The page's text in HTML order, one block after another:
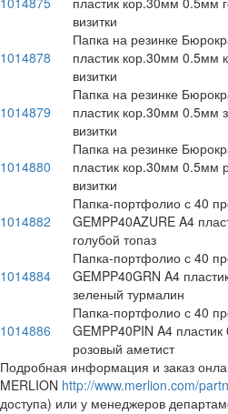
визитки
1014878
Папка на резинке
пластик кор.30мм 0.5мм
визитки
1014879
Папка на резинке
пластик кор.30мм 0.5мм
визитки
1014880
Папка на резинке
пластик кор.30мм 0.5мм
визитки
1014882
Папка-портфолио с 40
GEMPP40AZURE A4
голубой топаз
1014884
Папка-портфолио с 40
GEMPP40GRN A4
зеленый турмалин
1014886
Папка-портфолио с 40
GEMPP40PIN A4
розовый аметист
Подробная информация и заказ
MERLION http://www.merlion.com/
доступа) или у менеджеров